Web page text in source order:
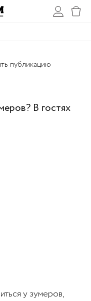
публикацию
В гостях
у зумеров,